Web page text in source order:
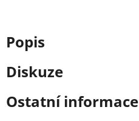
Popis
Diskuze
Ostatní informace